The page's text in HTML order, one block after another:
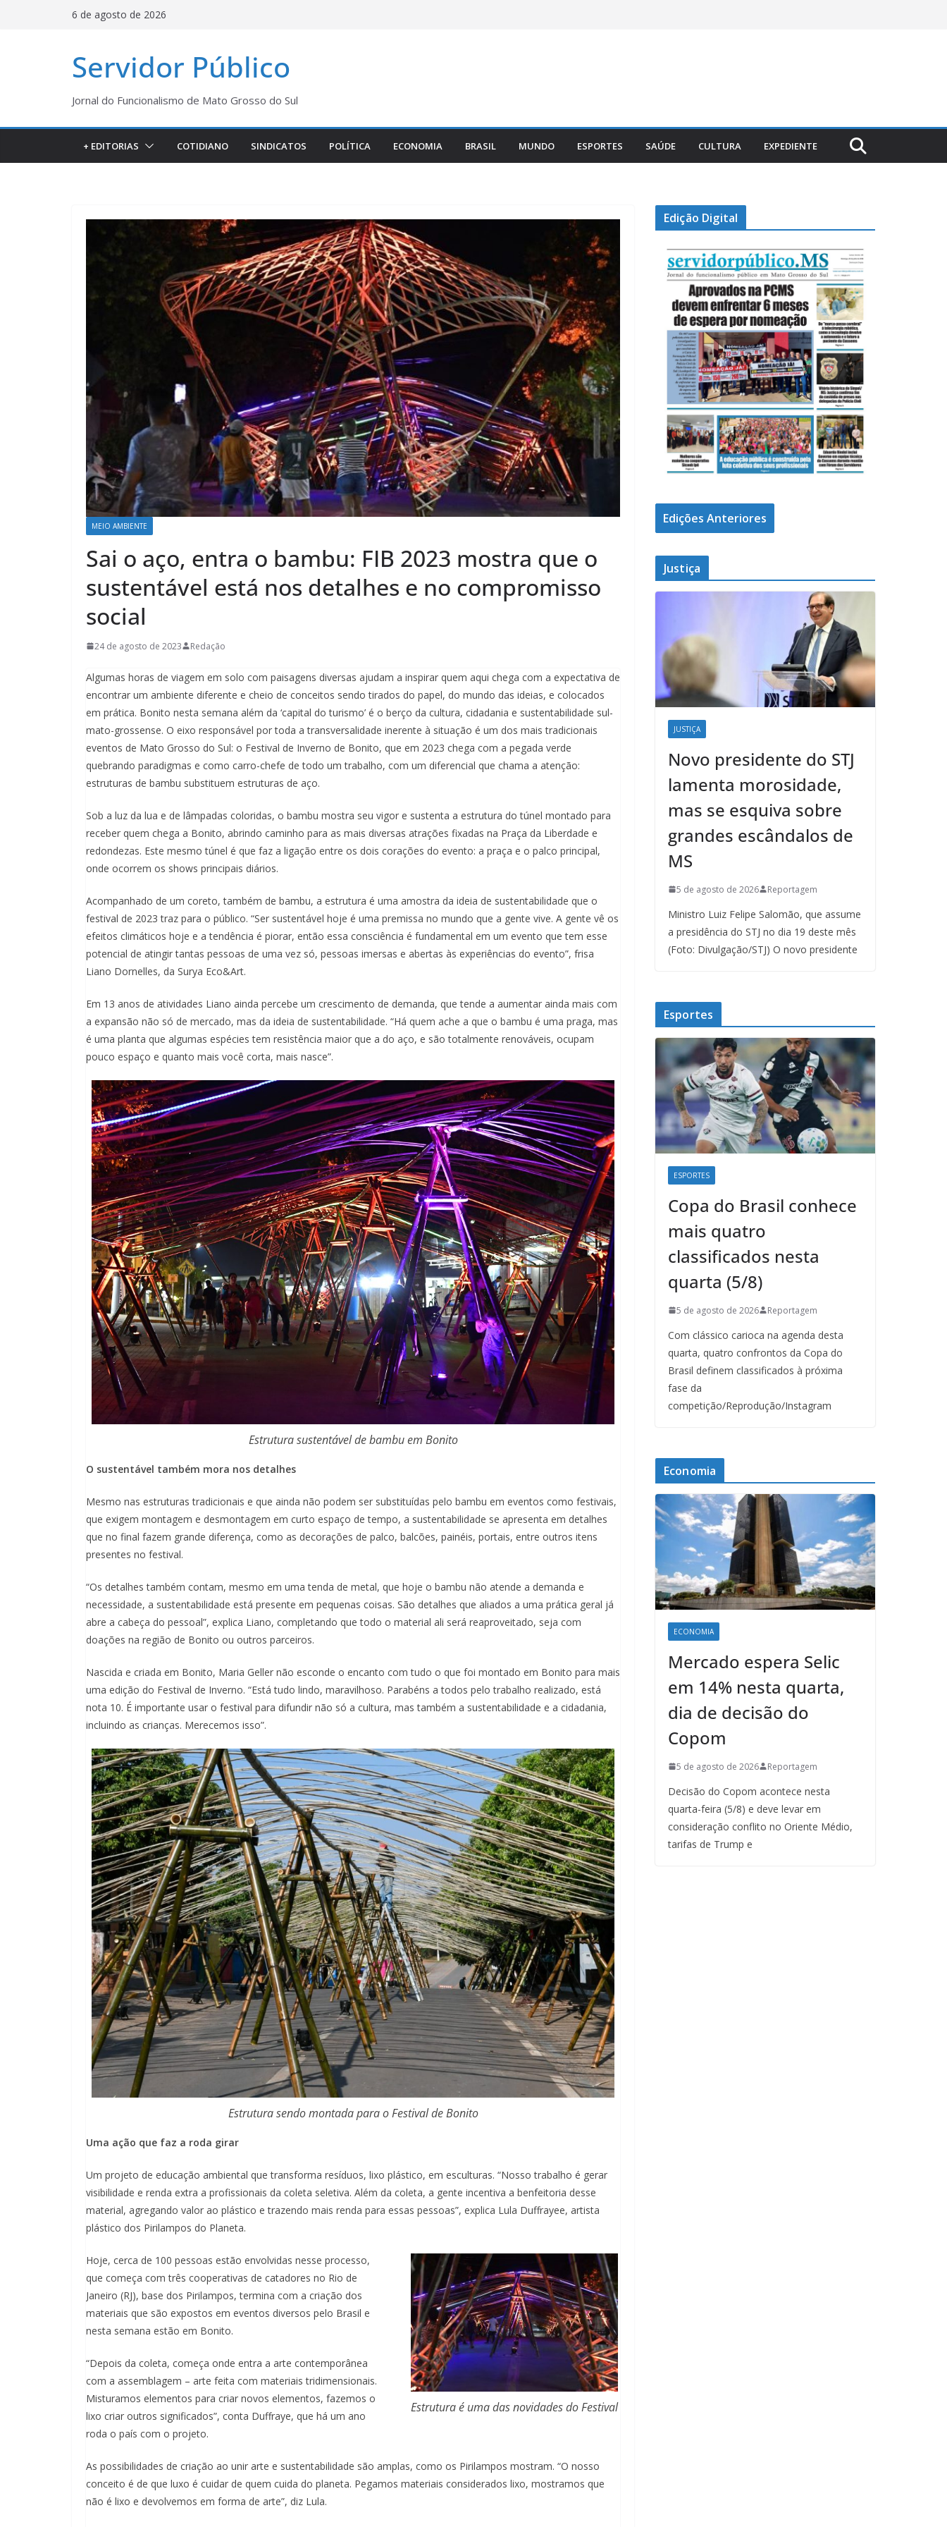
6 de agosto de 2026
Servidor Público
Jornal do Funcionalismo de Mato Grosso do Sul
+ EDITORIAS COTIDIANO SINDICATOS POLÍTICA ECONOMIA BRASIL MUNDO ESPORTES SAÚDE CULTURA EXPEDIENTE
MEIO AMBIENTE
Sai o aço, entra o bambu: FIB 2023 mostra que o
sustentável está nos detalhes e no compromisso
social
24 de agosto de 2023 Redação
Algumas horas de viagem em solo com paisagens diversas ajudam a inspirar quem aqui chega com a expectativa de
encontrar um ambiente diferente e cheio de conceitos sendo tirados do papel, do mundo das ideias, e colocados
em prática. Bonito nesta semana além da ‘capital do turismo’ é o berço da cultura, cidadania e sustentabilidade sul-
mato-grossense. O eixo responsável por toda a transversalidade inerente à situação é um dos mais tradicionais
eventos de Mato Grosso do Sul: o Festival de Inverno de Bonito, que em 2023 chega com a pegada verde
quebrando paradigmas e como carro-chefe de todo um trabalho, com um diferencial que chama a atenção:
estruturas de bambu substituem estruturas de aço.
Sob a luz da lua e de lâmpadas coloridas, o bambu mostra seu vigor e sustenta a estrutura do túnel montado para
receber quem chega a Bonito, abrindo caminho para as mais diversas atrações fixadas na Praça da Liberdade e
redondezas. Este mesmo túnel é que faz a ligação entre os dois corações do evento: a praça e o palco principal,
onde ocorrem os shows principais diários.
Acompanhado de um coreto, também de bambu, a estrutura é uma amostra da ideia de sustentabilidade que o
festival de 2023 traz para o público. “Ser sustentável hoje é uma premissa no mundo que a gente vive. A gente vê os
efeitos climáticos hoje e a tendência é piorar, então essa consciência é fundamental em um evento que tem esse
potencial de atingir tantas pessoas de uma vez só, pessoas imersas e abertas às experiências do evento”, frisa
Liano Dornelles, da Surya Eco&Art.
Em 13 anos de atividades Liano ainda percebe um crescimento de demanda, que tende a aumentar ainda mais com
a expansão não só de mercado, mas da ideia de sustentabilidade. “Há quem ache a que o bambu é uma praga, mas
é uma planta que algumas espécies tem resistência maior que a do aço, e são totalmente renováveis, ocupam
pouco espaço e quanto mais você corta, mais nasce”.
Estrutura sustentável de bambu em Bonito
O sustentável também mora nos detalhes
Mesmo nas estruturas tradicionais e que ainda não podem ser substituídas pelo bambu em eventos como festivais,
que exigem montagem e desmontagem em curto espaço de tempo, a sustentabilidade se apresenta em detalhes
que no final fazem grande diferença, como as decorações de palco, balcões, painéis, portais, entre outros itens
presentes no festival.
“Os detalhes também contam, mesmo em uma tenda de metal, que hoje o bambu não atende a demanda e
necessidade, a sustentabilidade está presente em pequenas coisas. São detalhes que aliados a uma prática geral já
abre a cabeça do pessoal”, explica Liano, completando que todo o material ali será reaproveitado, seja com
doações na região de Bonito ou outros parceiros.
Nascida e criada em Bonito, Maria Geller não esconde o encanto com tudo o que foi montado em Bonito para mais
uma edição do Festival de Inverno. “Está tudo lindo, maravilhoso. Parabéns a todos pelo trabalho realizado, está
nota 10. É importante usar o festival para difundir não só a cultura, mas também a sustentabilidade e a cidadania,
incluindo as crianças. Merecemos isso”.
Estrutura sendo montada para o Festival de Bonito
Uma ação que faz a roda girar
Um projeto de educação ambiental que transforma resíduos, lixo plástico, em esculturas. “Nosso trabalho é gerar
visibilidade e renda extra a profissionais da coleta seletiva. Além da coleta, a gente incentiva a benfeitoria desse
material, agregando valor ao plástico e trazendo mais renda para essas pessoas”, explica Lula Duffrayee, artista
plástico dos Pirilampos do Planeta.
Estrutura é uma das novidades do Festival
Hoje, cerca de 100 pessoas estão envolvidas nesse processo,
que começa com três cooperativas de catadores no Rio de
Janeiro (RJ), base dos Pirilampos, termina com a criação dos
materiais que são expostos em eventos diversos pelo Brasil e
nesta semana estão em Bonito.
“Depois da coleta, começa onde entra a arte contemporânea
com a assemblagem – arte feita com materiais tridimensionais.
Misturamos elementos para criar novos elementos, fazemos o
lixo criar outros significados”, conta Duffraye, que há um ano
roda o país com o projeto.
As possibilidades de criação ao unir arte e sustentabilidade são amplas, como os Pirilampos mostram. “O nosso
conceito é de que luxo é cuidar de quem cuida do planeta. Pegamos materiais considerados lixo, mostramos que
não é lixo e devolvemos em forma de arte”, diz Lula.
Edição Digital
Edições Anteriores
Justiça
JUSTIÇA
Novo presidente do STJ
lamenta morosidade,
mas se esquiva sobre
grandes escândalos de
MS
5 de agosto de 2026 Reportagem
Ministro Luiz Felipe Salomão, que assume
a presidência do STJ no dia 19 deste mês
(Foto: Divulgação/STJ) O novo presidente
Esportes
ESPORTES
Copa do Brasil conhece
mais quatro
classificados nesta
quarta (5/8)
5 de agosto de 2026 Reportagem
Com clássico carioca na agenda desta
quarta, quatro confrontos da Copa do
Brasil definem classificados à próxima
fase da
competição/Reprodução/Instagram
Economia
ECONOMIA
Mercado espera Selic
em 14% nesta quarta,
dia de decisão do
Copom
5 de agosto de 2026 Reportagem
Decisão do Copom acontece nesta
quarta-feira (5/8) e deve levar em
consideração conflito no Oriente Médio,
tarifas de Trump e